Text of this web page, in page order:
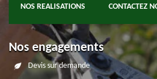
NOS REALISATIONS CONTACTEZ
Nos engagements
Devis sur demande